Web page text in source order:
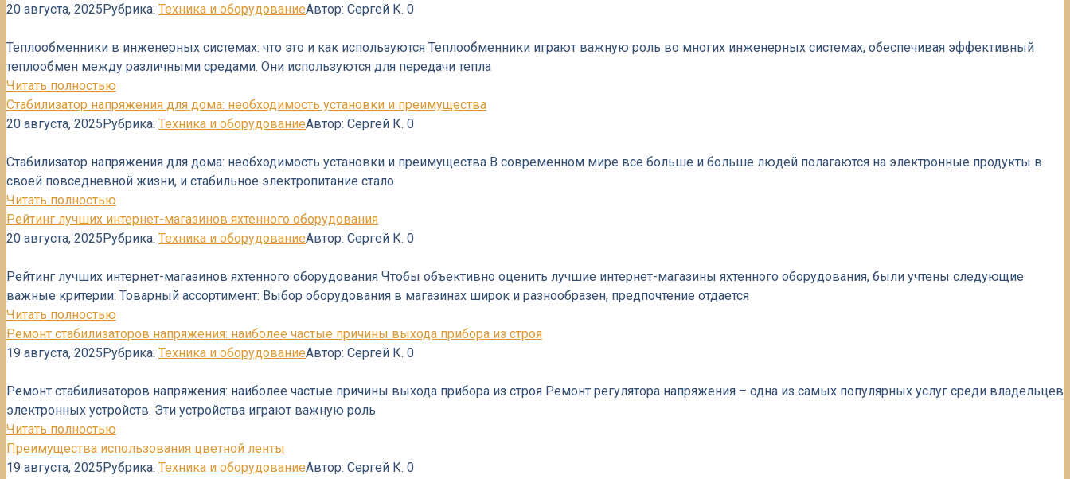
20 августа, 2025Рубрика: Техника и оборудованиеАвтор: Сергей К. 0
Теплообменники в инженерных системах: что это и как используются Теплообменники играют важную роль во многих инженерных системах, обеспечивая эффективный
теплообмен между различными средами. Они используются для передачи тепла
Читать полностью
Стабилизатор напряжения для дома: необходимость установки и преимущества
20 августа, 2025Рубрика: Техника и оборудованиеАвтор: Сергей К. 0
Стабилизатор напряжения для дома: необходимость установки и преимущества В современном мире все больше и больше людей полагаются на электронные продукты в
своей повседневной жизни, и стабильное электропитание стало
Читать полностью
Рейтинг лучших интернет-магазинов яхтенного оборудования
20 августа, 2025Рубрика: Техника и оборудованиеАвтор: Сергей К. 0
Рейтинг лучших интернет-магазинов яхтенного оборудования Чтобы объективно оценить лучшие интернет-магазины яхтенного оборудования, были учтены следующие
важные критерии: Товарный ассортимент: Выбор оборудования в магазинах широк и разнообразен, предпочтение отдается
Читать полностью
Ремонт стабилизаторов напряжения: наиболее частые причины выхода прибора из строя
19 августа, 2025Рубрика: Техника и оборудованиеАвтор: Сергей К. 0
Ремонт стабилизаторов напряжения: наиболее частые причины выхода прибора из строя Ремонт регулятора напряжения – одна из самых популярных услуг среди владельцев
электронных устройств. Эти устройства играют важную роль
Читать полностью
Преимущества использования цветной ленты
19 августа, 2025Рубрика: Техника и оборудованиеАвтор: Сергей К. 0